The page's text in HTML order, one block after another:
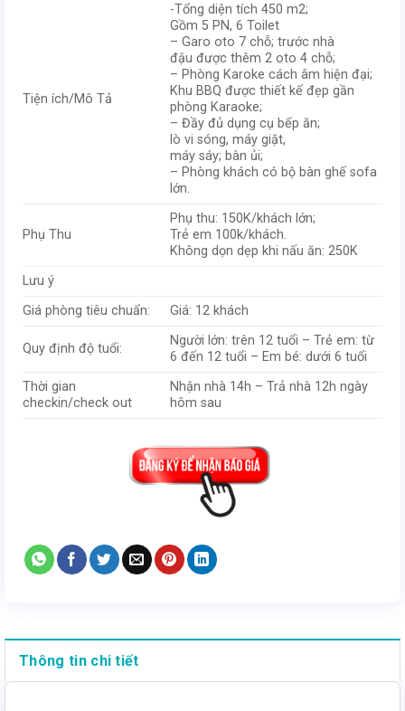
Tiện ích/Mô Tả
-Tổng diện tích 450 m2;
Gồm 5 PN, 6 Toilet
– Garo oto 7 chỗ; trước nhà
đậu được thêm 2 oto 4 chỗ;
– Phòng Karoke cách âm hiện đại;
Khu BBQ được thiết kế đẹp gần
phòng Karaoke;
– Đầy đủ dụng cụ bếp ăn;
lò vi sóng, máy giặt,
máy sáy; bàn ủi;
– Phòng khách có bộ bàn ghế sofa
lớn.
Phụ Thu
Phụ thu: 150K/khách lớn;
Trẻ em 100k/khách.
Không dọn dẹp khi nấu ăn: 250K
Lưu ý
Giá phòng tiêu chuẩn:
Giá: 12 khách
Quy định độ tuổi:
Người lớn: trên 12 tuổi – Trẻ em: từ
6 đến 12 tuổi – Em bé: dưới 6 tuổi
Thời gian
checkin/check out
Nhận nhà 14h – Trả nhà 12h ngày
hôm sau
Thông tin chi tiết